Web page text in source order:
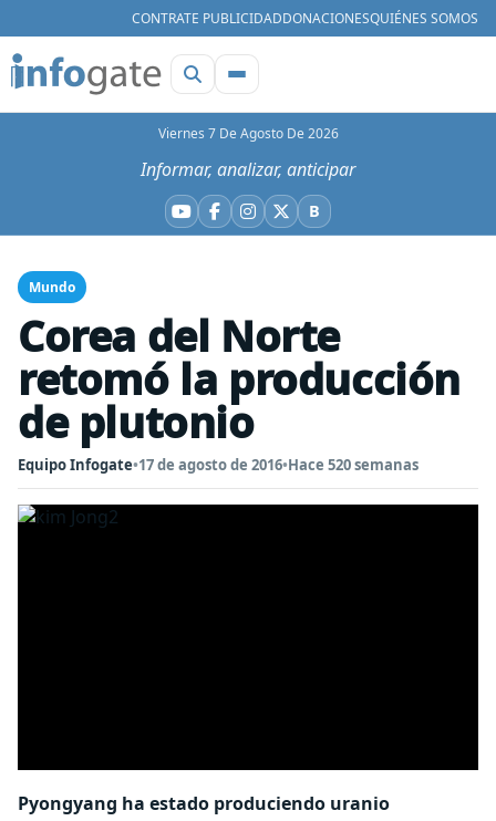
CONTRATE PUBLICIDADDONACIONESQUIÉNES SOMOS
Viernes 7 De Agosto De 2026
Informar, analizar, anticipar
YouTube
Facebook
Instagram
X BBluesky
Mundo
Corea del Norte
retomó la producción
de plutonio
Equipo Infogate•17 de agosto de 2016•Hace 520 semanas
Pyongyang ha estado produciendo uranio